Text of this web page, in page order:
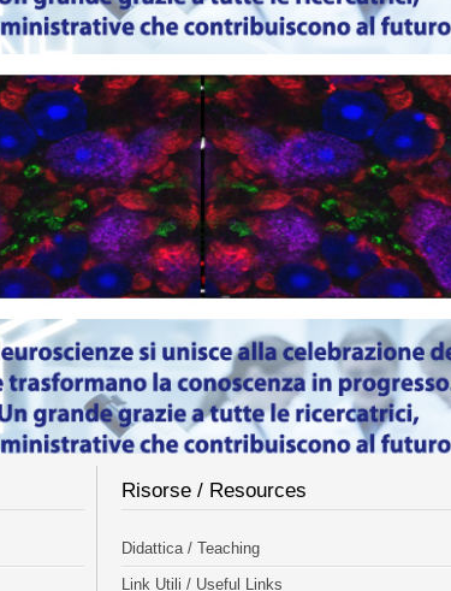
Risorse / Resources
Didattica / Teaching
Link Utili / Useful Links